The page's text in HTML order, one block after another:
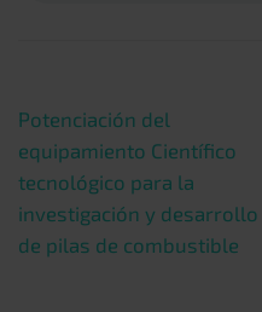
Potenciación del
equipamiento Científico
tecnológico para la
investigación y desarrollo
de pilas de combustible